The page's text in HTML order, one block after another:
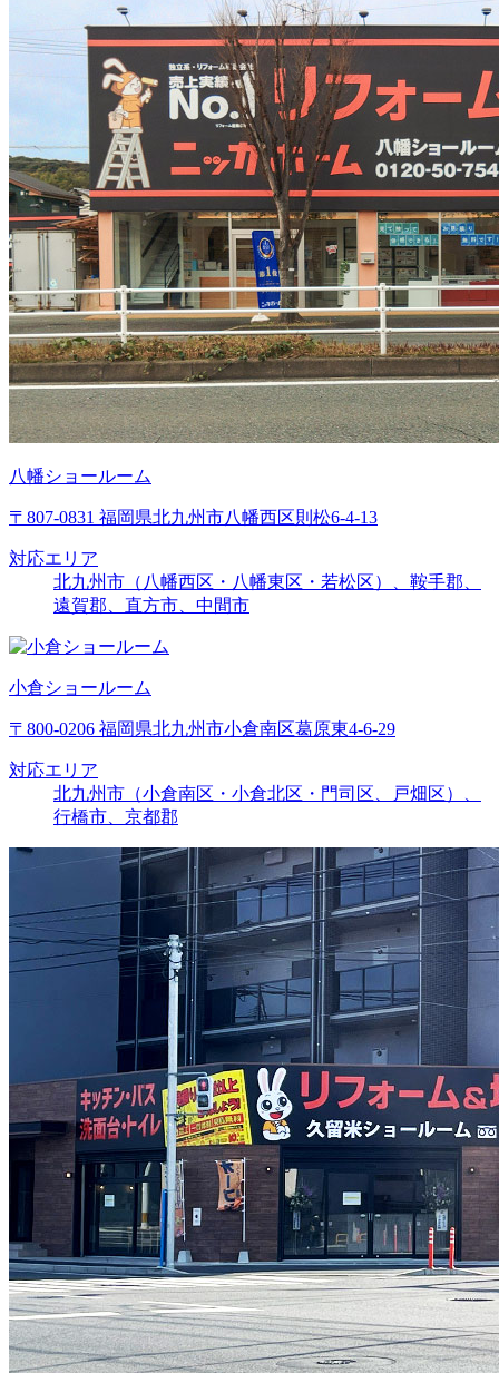
八幡ショールーム
〒807-0831 福岡県北九州市八幡西区則松6-4-13
対応エリア
北九州市（八幡西区・八幡東区・若松区）、鞍手郡、
遠賀郡、直方市、中間市
小倉ショールーム
〒800-0206 福岡県北九州市小倉南区葛原東4-6-29
対応エリア
北九州市（小倉南区・小倉北区・門司区、戸畑区）、
行橋市、京都郡